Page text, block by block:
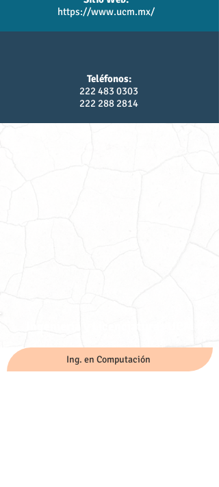
https://www.ucm.mx/
Teléfonos:
222 483 0303
222 288 2814
Ing. en Computación